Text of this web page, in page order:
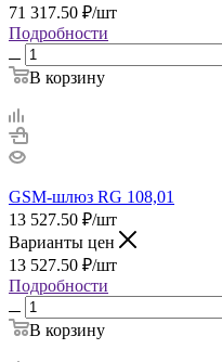
71 317.50 ₽/шт
Подробности
В корзину
GSM-шлюз RG 108,01
13 527.50 ₽/шт
Варианты цен
13 527.50 ₽/шт
Подробности
В корзину